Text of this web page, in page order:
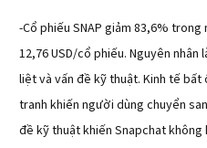
-Cổ phiếu SNAP giảm 83,6% trong
12,76 USD/cổ phiếu. Nguyên
liệt và vấn đề kỹ thuật. Kinh tế bất
tranh khiến người dùng chuyển
đề kỹ thuật khiến Snapchat không